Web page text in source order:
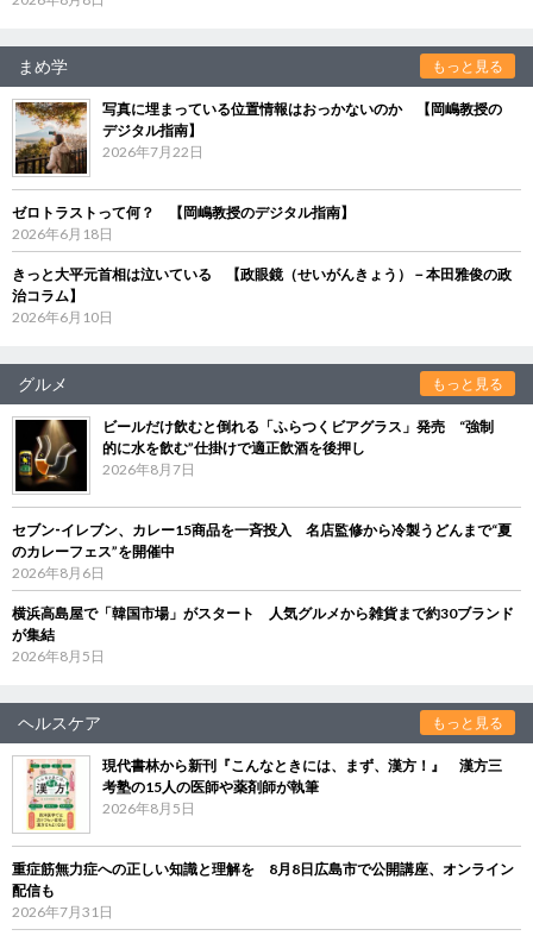
まめ学 もっと見る
写真に埋まっている位置情報はおっかないのか 【岡嶋教授の
デジタル指南】
2026年7月22日
ゼロトラストって何？ 【岡嶋教授のデジタル指南】
2026年6月18日
きっと大平元首相は泣いている 【政眼鏡（せいがんきょう）－本田雅俊の政
治コラム】
2026年6月10日
グルメ もっと見る
ビールだけ飲むと倒れる「ふらつくビアグラス」発売 “強制
的に水を飲む”仕掛けで適正飲酒を後押し
2026年8月7日
セブン‐イレブン、カレー15商品を一斉投入 名店監修から冷製うどんまで“夏
のカレーフェス”を開催中
2026年8月6日
横浜高島屋で「韓国市場」がスタート 人気グルメから雑貨まで約30ブランド
が集結
2026年8月5日
ヘルスケア もっと見る
現代書林から新刊『こんなときには、まず、漢方！』 漢方三
考塾の15人の医師や薬剤師が執筆
2026年8月5日
重症筋無力症への正しい知識と理解を 8月8日広島市で公開講座、オンライン
配信も
2026年7月31日